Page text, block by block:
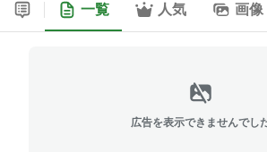
一覧 人気 画像
広告を表示できませんでし